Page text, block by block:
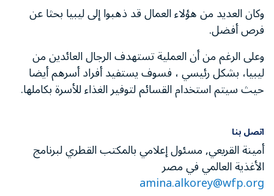
وكان العديد من هؤلاء العمال قد ذهبوا إلى ليبيا بحثا عن
فرص أفضل.
وعلى الرغم من أن العملية تستهدف الرجال العائدين من
ليبيا، بشكل رئيسي ، فسوف يستفيد أفراد أسرهم أيضا
حيث سيتم استخدام القسائم لتوفير الغذاء للأسرة بكاملها.
اتصل بنا
أمينة القريعي, مسئول إعلامي بالمكتب القطري لبرنامج
الأغذية العالمي في مصر
amina.alkorey@wfp.org